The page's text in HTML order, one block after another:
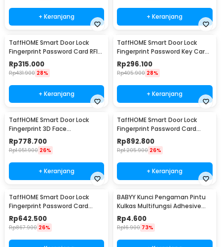
+ Keranjang + Keranjang
TaffHOME Smart Door Lock
Fingerprint Password Card RFID
Alarm - H1-XG
Rp315.000
Rp431.900 28%
+ Keranjang
TaffHOME Smart Door Lock
Fingerprint Password Key Card
Alarm - K13-1-J
Rp296.100
Rp405.900 28%
+ Keranjang
TaffHOME Smart Door Lock
Fingerprint 3D Face
Recognition Card Eques - A1
Rp778.700
Rp1.051.900 26%
+ Keranjang
TaffHOME Smart Door Lock
Fingerprint Password Card
Waterproof IP66 Double Sided
- G23
Rp892.800
Rp1.205.900 26%
+ Keranjang
TaffHOME Smart Door Lock
Fingerprint Password Card
Waterproof IP66 Single Sided -
G23
Rp642.500
Rp867.900 26%
BABYY Kunci Pengaman Pintu
Kulkas Multifungsi Adhesive
Lock 2 PCS - BB7
Rp4.600
Rp16.900 73%